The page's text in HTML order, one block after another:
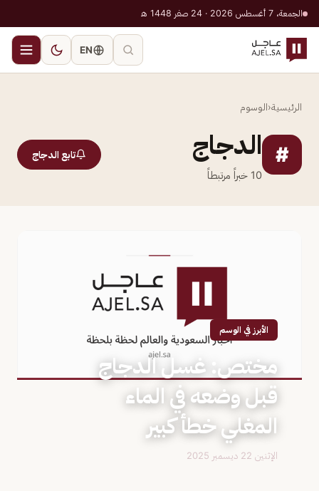
الجمعة، 7 أغسطس 2026 · 24 صفر 1448 هـ
EN
الرئيسية‹الوسوم
# الدجاج
10 خبراً مرتبطاً
تابع الدجاج
الأبرز في الوسم
مختص: غسل الدجاج
قبل وضعه في الماء
المغلي خطأ كبير
الإثنين 22 ديسمبر 2025